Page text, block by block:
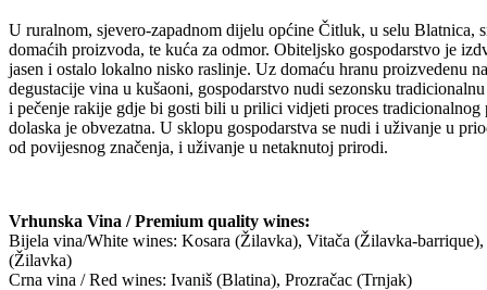
U ruralnom, sjevero-zapadnom dijelu općine Čitluk, u selu Blatnica,
domaćih proizvoda, te kuća za odmor. Obiteljsko gospodarstvo je
jasen i ostalo lokalno nisko raslinje. Uz domaću hranu proizvedenu
degustacije vina u kušaoni, gospodarstvo nudi sezonsku
i pečenje rakije gdje bi gosti bili u prilici vidjeti proces
dolaska je obvezatna. U sklopu gospodarstva se nudi i uživanje u
od povijesnog značenja, i uživanje u netaknutoj prirodi.
Vrhunska Vina / Premium quality wines:
Bijela vina/White wines: Kosara (Žilavka), Vitača (Žilavka-
(Žilavka)
Crna vina / Red wines: Ivaniš (Blatina), Prozračac (Trnjak)